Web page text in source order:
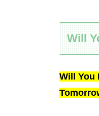
Will
Will You